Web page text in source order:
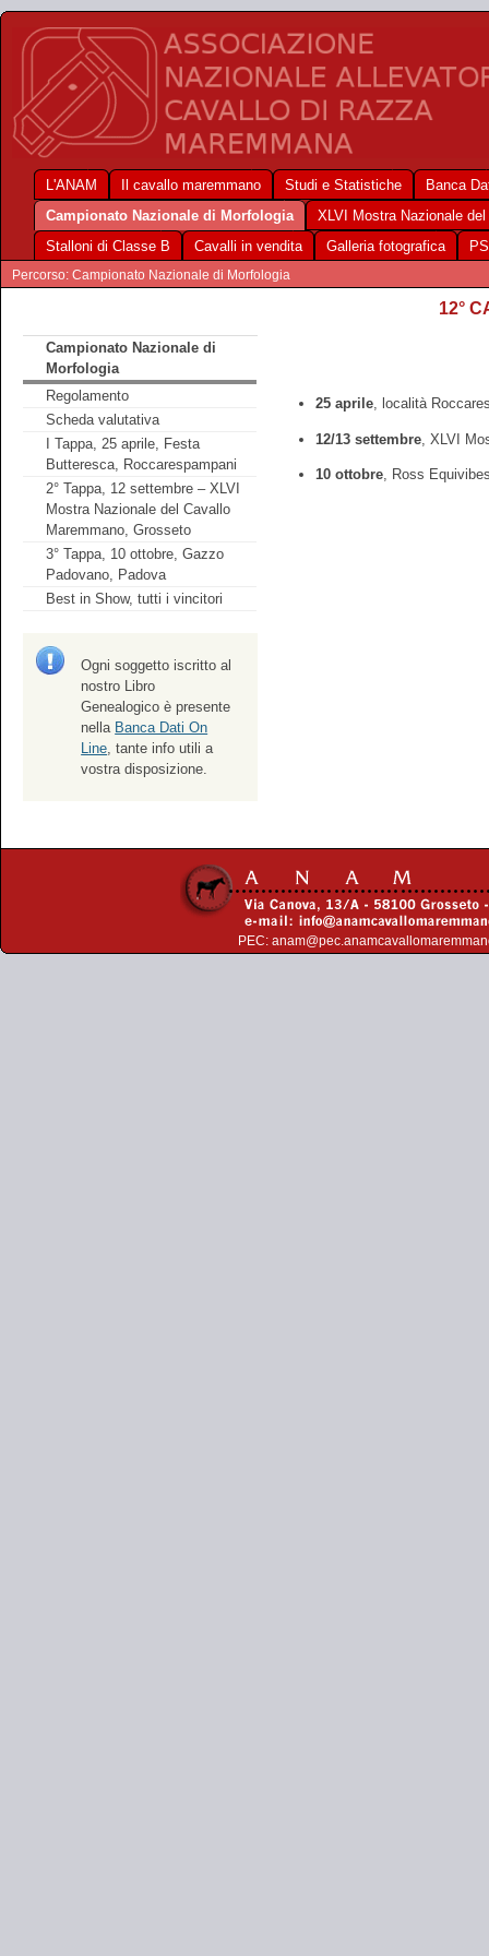
L'ANAM Il cavallo maremmano Studi e Statistiche
Banca
Campionato Nazionale di Morfologia
XLVI Mostra Nazionale
Stalloni di Classe B
Cavalli in vendita Galleria fotografica
Percorso: Campionato Nazionale di Morfologia
Campionato Nazionale di
Morfologia
Regolamento
Scheda valutativa
I Tappa, 25 aprile, Festa
Butteresca, Roccarespampani
2° Tappa, 12 settembre – XLVI
Mostra Nazionale del Cavallo
Maremmano, Grosseto
3° Tappa, 10 ottobre, Gazzo
Padovano, Padova
Best in Show, tutti i vincitori
Ogni soggetto iscritto al
nostro Libro
Genealogico è presente
nella Banca Dati On
Line, tante info utili a
vostra disposizione.
12°
25 aprile, località
12/13 settembre, XLVI
10 ottobre, Ross
PEC: